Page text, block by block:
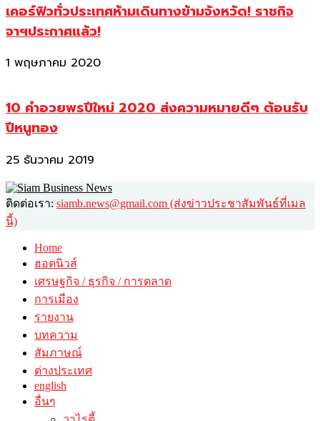
เคอร์ฟิวทั่วประเทศห้ามเดินทางข้ามจังหวัด! ราชกิจ
จาฯประกาศแล้ว!
1 พฤษภาคม 2020
10 คำอวยพรปีใหม่ 2020 ส่งความหมายดีๆ ต้อนรับ
ปีหนูทอง
25 ธันวาคม 2019
ติดต่อเรา: siamb.news@gmail.com (ส่งข่าวประชาสัมพันธ์ที่เมล
นี้)
Home
ฮอตนิวส์
เศรษฐกิจ / ธุรกิจ / การตลาด
การเมือง
รายงาน
บทความ
สัมภาษณ์
ต่างประเทศ
english
อื่นๆ